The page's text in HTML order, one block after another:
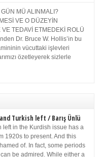
MÜ ALINMALI?
VE O DÜZEYİN
TEDAVİ ETMEDEKİ ROLÜ
Dr. Bruce W. Hollis’in bu
vücuttaki işlevleri
özetleyerek sizlerle
Turkish left / Barış Ünlü
left in the Kurdish issue has a
1920s to present. And this
of. In fact, some periods
be admired. While either a